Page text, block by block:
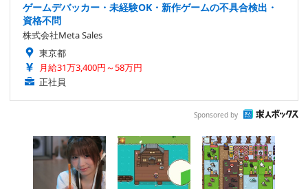
ゲームデバッカー・未経験OK・新作ゲームの不具合検出・
資格不問
株式会社Meta Sales
東京都
月給31万3,400円～58万円
正社員
Sponsored by